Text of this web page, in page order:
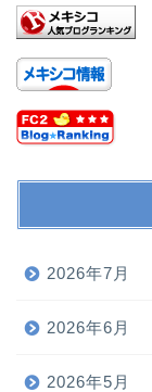
2026年7月
2026年6月
2026年5月